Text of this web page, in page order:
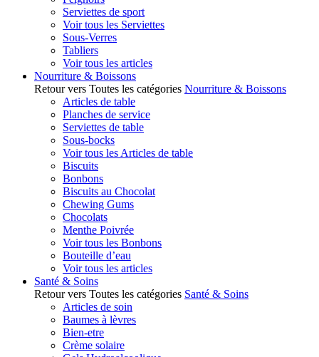
Serviettes de sport
Voir tous les Serviettes
Sous-Verres
Tabliers
Voir tous les articles
Nourriture & Boissons
Retour vers Toutes les catégories Nourriture & Boissons
Articles de table
Planches de service
Serviettes de table
Sous-bocks
Voir tous les Articles de table
Biscuits
Bonbons
Biscuits au Chocolat
Chewing Gums
Chocolats
Menthe Poivrée
Voir tous les Bonbons
Bouteille d’eau
Voir tous les articles
Santé & Soins
Retour vers Toutes les catégories Santé & Soins
Articles de soin
Baumes à lèvres
Bien-etre
Crème solaire